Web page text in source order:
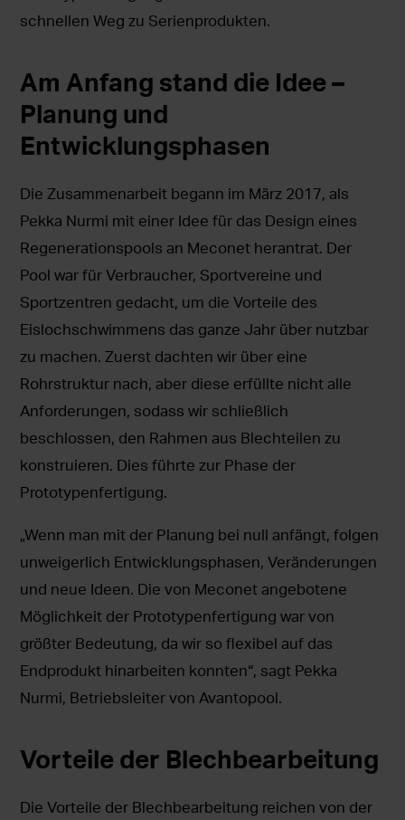
schnellen Weg zu Serienprodukten.
Am Anfang stand die Idee –
Planung und
Entwicklungsphasen
Die Zusammenarbeit begann im März 2017, als
Pekka Nurmi mit einer Idee für das Design eines
Regenerationspools an Meconet herantrat. Der
Pool war für Verbraucher, Sportvereine und
Sportzentren gedacht, um die Vorteile des
Eislochschwimmens das ganze Jahr über nutzbar
zu machen. Zuerst dachten wir über eine
Rohrstruktur nach, aber diese erfüllte nicht alle
Anforderungen, sodass wir schließlich
beschlossen, den Rahmen aus Blechteilen zu
konstruieren. Dies führte zur Phase der
Prototypenfertigung.
„Wenn man mit der Planung bei null anfängt, folgen
unweigerlich Entwicklungsphasen, Veränderungen
und neue Ideen. Die von Meconet angebotene
Möglichkeit der Prototypenfertigung war von
größter Bedeutung, da wir so flexibel auf das
Endprodukt hinarbeiten konnten“, sagt Pekka
Nurmi, Betriebsleiter von Avantopool.
Vorteile der Blechbearbeitung
Die Vorteile der Blechbearbeitung reichen von der